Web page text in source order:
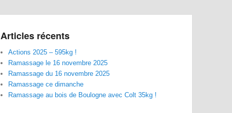
Articles récents
Actions 2025 – 595kg !
Ramassage le 16 novembre 2025
Ramassage du 16 novembre 2025
Ramassage ce dimanche
Ramassage au bois de Boulogne avec Colt 35kg !